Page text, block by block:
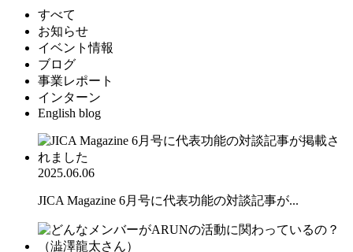
すべて
お知らせ
イベント情報
ブログ
事業レポート
インターン
English blog
2025.06.06
JICA Magazine 6月号に代表功能の対談記事が...